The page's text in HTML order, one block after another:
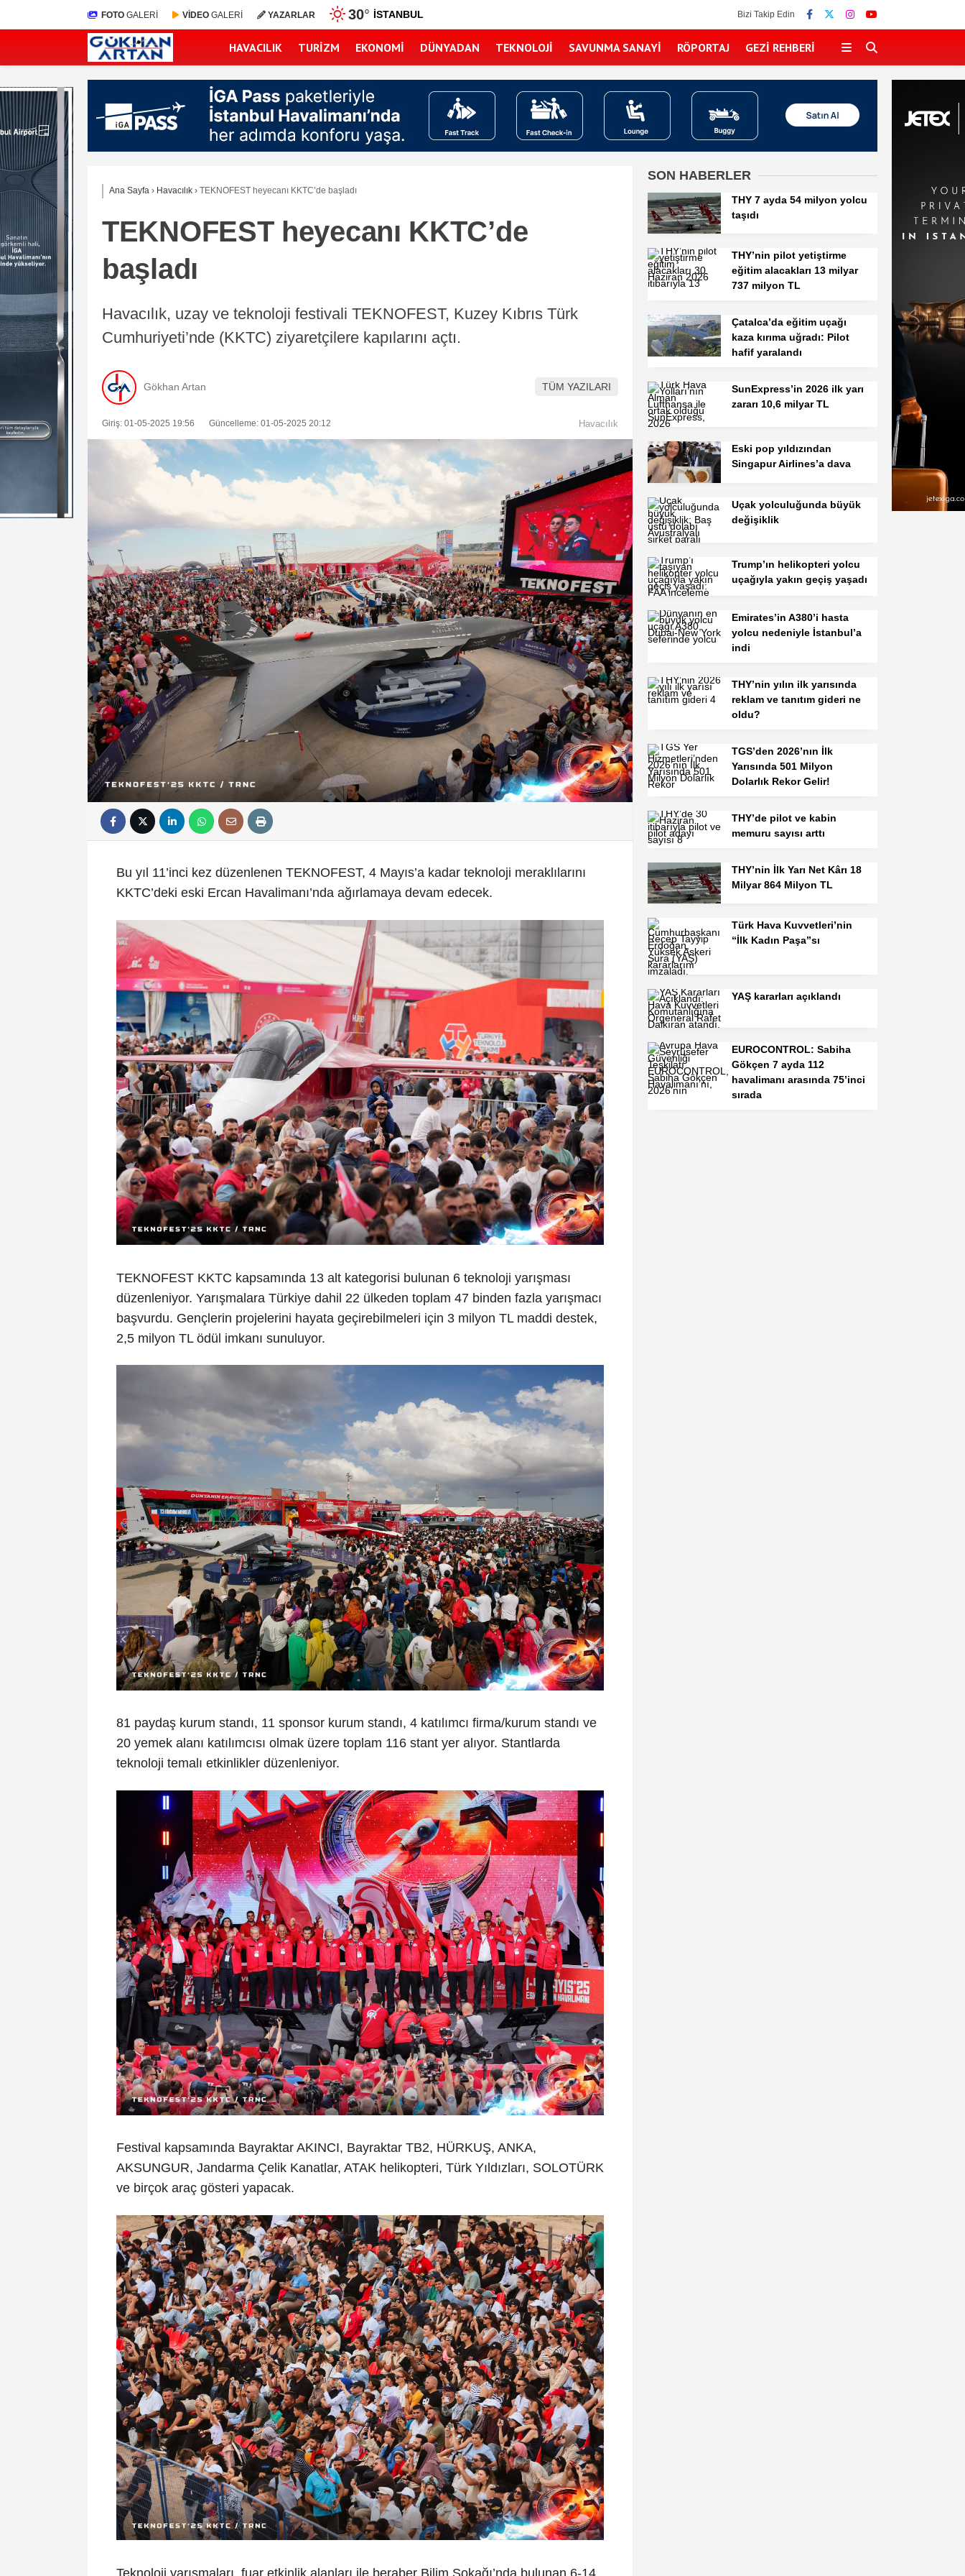
FOTO GALERİ VİDEO GALERİ YAZARLAR 30° İSTANBUL Bizi Takip Edin
HAVACILIK TURIZM EKONOMI DÜNYADAN TEKNOLOJI SAVUNMA SANAYI RÖPORTAJ GEZI REHBERI
Ana Sayfa › Havacılık › TEKNOFEST heyecanı KKTC’de başladı
TEKNOFEST heyecanı KKTC’de
başladı
Havacılık, uzay ve teknoloji festivali TEKNOFEST, Kuzey Kıbrıs Türk
Cumhuriyeti’nde (KKTC) ziyaretçilere kapılarını açtı.
Gökhan Artan TÜM YAZILARI
Giriş: 01-05-2025 19:56 Güncelleme: 01-05-2025 20:12 Havacılık
Bu yıl 11’inci kez düzenlenen TEKNOFEST, 4 Mayıs’a kadar teknoloji meraklılarını
KKTC’deki eski Ercan Havalimanı’nda ağırlamaya devam edecek.
TEKNOFEST KKTC kapsamında 13 alt kategorisi bulunan 6 teknoloji yarışması
düzenleniyor. Yarışmalara Türkiye dahil 22 ülkeden toplam 47 binden fazla yarışmacı
başvurdu. Gençlerin projelerini hayata geçirebilmeleri için 3 milyon TL maddi destek,
2,5 milyon TL ödül imkanı sunuluyor.
81 paydaş kurum standı, 11 sponsor kurum standı, 4 katılımcı firma/kurum standı ve
20 yemek alanı katılımcısı olmak üzere toplam 116 stant yer alıyor. Stantlarda
teknoloji temalı etkinlikler düzenleniyor.
Festival kapsamında Bayraktar AKINCI, Bayraktar TB2, HÜRKUŞ, ANKA,
AKSUNGUR, Jandarma Çelik Kanatlar, ATAK helikopteri, Türk Yıldızları, SOLOTÜRK
ve birçok araç gösteri yapacak.
Teknoloji yarışmaları, fuar etkinlik alanları ile beraber Bilim Sokağı’nda bulunan 6-14
SON HABERLER
THY 7 ayda 54 milyon yolcu
taşıdı
THY’nin pilot yetiştirme
eğitim alacakları 13 milyar
737 milyon TL
Çatalca’da eğitim uçağı
kaza kırıma uğradı: Pilot
hafif yaralandı
SunExpress’in 2026 ilk yarı
zararı 10,6 milyar TL
Eski pop yıldızından
Singapur Airlines’a dava
Uçak yolculuğunda büyük
değişiklik
Trump’ın helikopteri yolcu
uçağıyla yakın geçiş yaşadı
Emirates’in A380’i hasta
yolcu nedeniyle İstanbul’a
indi
THY’nin yılın ilk yarısında
reklam ve tanıtım gideri ne
oldu?
TGS’den 2026’nın İlk
Yarısında 501 Milyon
Dolarlık Rekor Gelir!
THY’de pilot ve kabin
memuru sayısı arttı
THY’nin İlk Yarı Net Kârı 18
Milyar 864 Milyon TL
Türk Hava Kuvvetleri’nin
“İlk Kadın Paşa”sı
YAŞ kararları açıklandı
EUROCONTROL: Sabiha
Gökçen 7 ayda 112
havalimanı arasında 75’inci
sırada